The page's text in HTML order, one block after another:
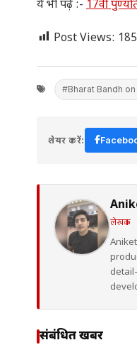
ये भी पढ़ें :- 17वीं
Post Views: 185
#Bharat Bandh
शेयर करें:
लेखक
संबंधित खबरें